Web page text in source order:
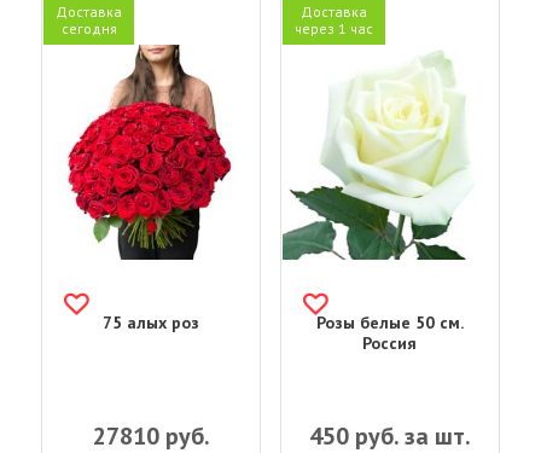
Доставка
сегодня
75 алых роз
27810руб.
Доставка
через 1 час
Розы белые 50 см.
Россия
450руб. за шт.